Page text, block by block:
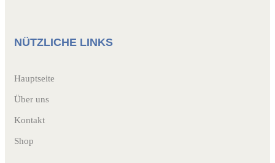
NÜTZLICHE LINKS
Hauptseite
Über uns
Kontakt
Shop